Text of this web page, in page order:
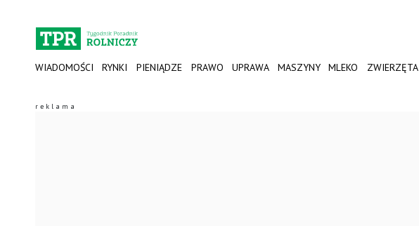
WIADOMOŚCI RYNKI PIENIĄDZE PRAWO UPRAWA MASZYNY MLEKO ZWIERZĘTA